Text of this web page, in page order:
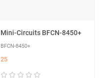
Mini-Circuits BFCN-8450+
BFCN-8450+
25